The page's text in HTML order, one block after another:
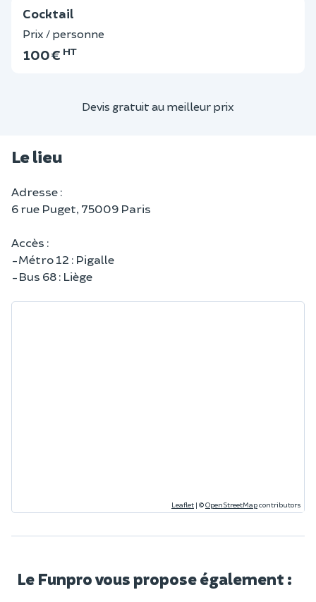
Cocktail
Prix / personne
100 € HT
Devis gratuit au meilleur prix
Le lieu
Adresse :
6 rue Puget, 75009 Paris
Accès :
-Métro 12 : Pigalle
-Bus 68 : Liège
Leaflet | ©OpenStreetMapcontributors
Le Funpro vous propose également :